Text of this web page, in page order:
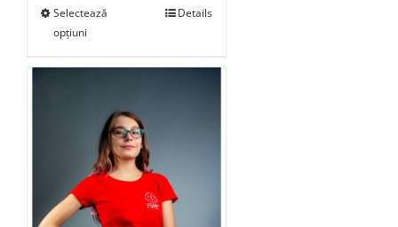
Selectează
opțiuni
Details